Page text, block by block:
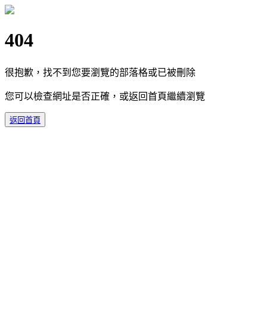
404
很抱歉，找不到您要瀏覽的部落格或已被刪除
您可以檢查網址是否正確，或返回首頁繼續瀏覽
返回首頁